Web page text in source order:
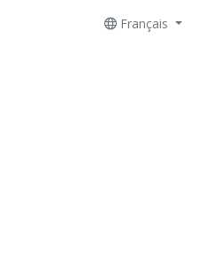
Français